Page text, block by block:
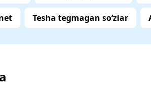
Tesha tegmagan so‘zlar